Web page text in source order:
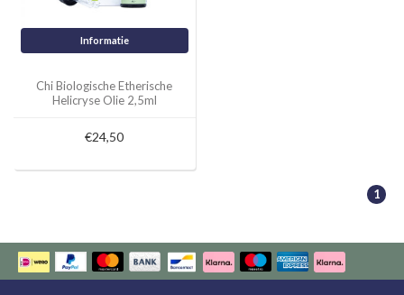
Informatie
Chi Biologische Etherische
Helicryse Olie 2,5ml
€24,50
1